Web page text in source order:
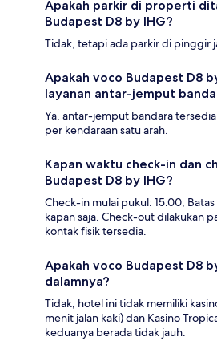
Apakah parkir di properti
Budapest D8 by IHG?
Tidak, tetapi ada parkir di pinggir
Apakah voco Budapest D8
layanan antar-jemput
Ya, antar-jemput bandara
per kendaraan satu arah.
Kapan waktu check-in dan
Budapest D8 by IHG?
Check-in mulai pukul: 15.00;
kapan saja. Check-out dilakukan
kontak fisik tersedia.
Apakah voco Budapest D8
dalamnya?
Tidak, hotel ini tidak memiliki
menit jalan kaki) dan Kasino
keduanya berada tidak jauh.